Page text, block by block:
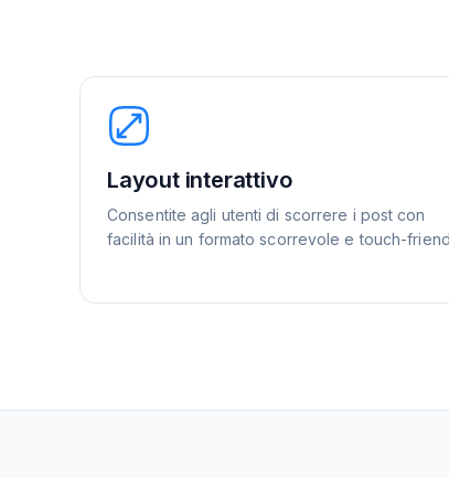
Layout interattivo
Consentite agli utenti di scorrere i post con
facilità in un formato scorrevole e touch-